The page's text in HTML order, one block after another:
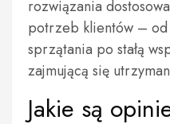
rozwiązania
potrzeb klientów –
sprzątania po stałą
zajmującą się
Jakie są